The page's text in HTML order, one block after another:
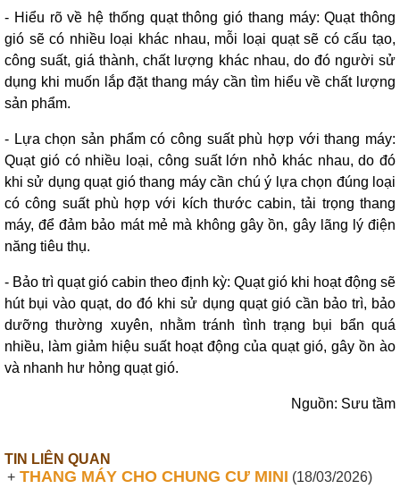
- Hiểu rõ về hệ thống quạt thông gió thang máy: Quạt thông
gió sẽ có nhiều loại khác nhau, mỗi loại quạt sẽ có cấu tạo,
công suất, giá thành, chất lượng khác nhau, do đó người sử
dụng khi muốn lắp đặt thang máy cần tìm hiểu về chất lượng
sản phẩm.
- Lựa chọn sản phẩm có công suất phù hợp với thang máy:
Quạt gió có nhiều loại, công suất lớn nhỏ khác nhau, do đó
khi sử dụng quạt gió thang máy cần chú ý lựa chọn đúng loại
có công suất phù hợp với kích thước cabin, tải trọng thang
máy, để đảm bảo mát mẻ mà không gây ồn, gây lãng lý điện
năng tiêu thụ.
- Bảo trì quạt gió cabin theo định kỳ: Quạt gió khi hoạt động sẽ
hút bụi vào quạt, do đó khi sử dụng quạt gió cần bảo trì, bảo
dưỡng thường xuyên, nhằm tránh tình trạng bụi bẩn quá
nhiều, làm giảm hiệu suất hoạt động của quạt gió, gây ồn ào
và nhanh hư hỏng quạt gió.
Nguồn: Sưu tầm
TIN LIÊN QUAN
+ THANG MÁY CHO CHUNG CƯ MINI (18/03/2026)